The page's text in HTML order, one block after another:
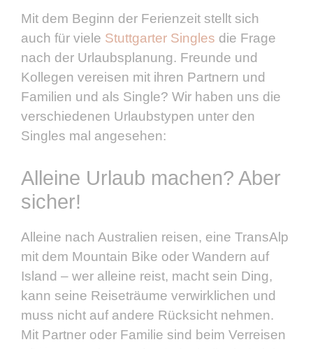
Mit dem Beginn der Ferienzeit stellt sich
auch für viele Stuttgarter Singles die Frage
nach der Urlaubsplanung. Freunde und
Kollegen vereisen mit ihren Partnern und
Familien und als Single? Wir haben uns die
verschiedenen Urlaubstypen unter den
Singles mal angesehen:
Alleine Urlaub machen? Aber
sicher!
Alleine nach Australien reisen, eine TransAlp
mit dem Mountain Bike oder Wandern auf
Island – wer alleine reist, macht sein Ding,
kann seine Reiseträume verwirklichen und
muss nicht auf andere Rücksicht nehmen.
Mit Partner oder Familie sind beim Verreisen